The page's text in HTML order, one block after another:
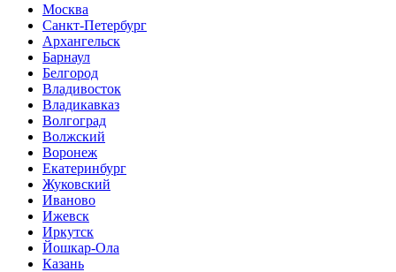
Москва
Санкт-Петербург
Архангельск
Барнаул
Белгород
Владивосток
Владикавказ
Волгоград
Волжский
Воронеж
Екатеринбург
Жуковский
Иваново
Ижевск
Иркутск
Йошкар-Ола
Казань